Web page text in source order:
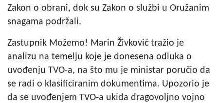
Zakon o obrani, dok su Zakon o službi u Oružanim
snagama podržali.
Zastupnik Možemo! Marin Živković tražio je
analizu na temelju koje je donesena odluka o
uvođenju TVO-a, na što mu je ministar poručio da
se radi o klasificiranim dokumentima. Upozorio je
da se uvođenjem TVO-a ukida dragovoljno vojno